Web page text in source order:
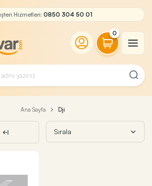
Hizmetleri: 0850 304 50 01
0
Ana Sayfa Dji